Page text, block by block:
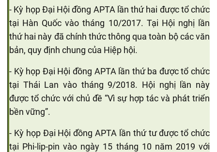
- Kỳ họp Đại Hội đồng APTA lần thứ hai được tổ chức
tại Hàn Quốc vào tháng 10/2017. Tại Hội nghị lần
thứ hai này đã chính thức thông qua toàn bộ các văn
bản, quy định chung của Hiệp hội.
- Kỳ họp Đại Hội đồng APTA lần thứ ba được tổ chức
tại Thái Lan vào tháng 9/2018. Hội nghị lần này
được tổ chức với chủ đề “Vì sự hợp tác và phát triển
bền vững”.
- Kỳ họp Đại Hội đồng APTA lần thứ tư được tổ chức
tại Phi-lip-pin vào ngày 15 tháng 10 năm 2019 với